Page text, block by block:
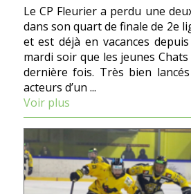
Le CP Fleurier a perdu une
dans son quart de finale de 2e
et est déjà en vacances
mardi soir que les jeunes
dernière fois. Très bien
acteurs d’un ...
Voir plus